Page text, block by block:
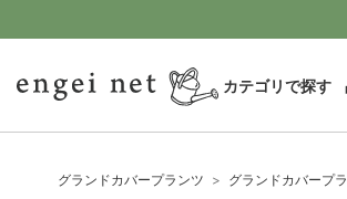
カテゴリで探す
グランドカバープランツ グランドカバープ